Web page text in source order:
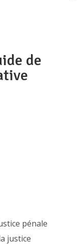
de
pénale
justice